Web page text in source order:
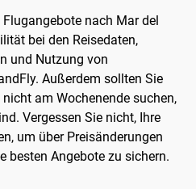
nach Mar del
bei den Reisedaten,
und Nutzung von
Außerdem sollten Sie
am Wochenende suchen,
Vergessen Sie nicht, Ihre
um über Preisänderungen
besten Angebote zu sichern.